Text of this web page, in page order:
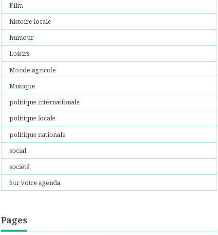
Film
histoire locale
humour
Loisirs
Monde agricole
Musique
politique internationale
politique locale
politique nationale
social
société
Sur votre agenda
Pages